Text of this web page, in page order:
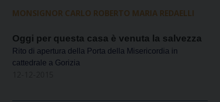
MONSIGNOR CARLO ROBERTO MARIA REDAELLI
Oggi per questa casa è venuta la salvezza
Rito di apertura della Porta della Misericordia in
cattedrale a Gorizia